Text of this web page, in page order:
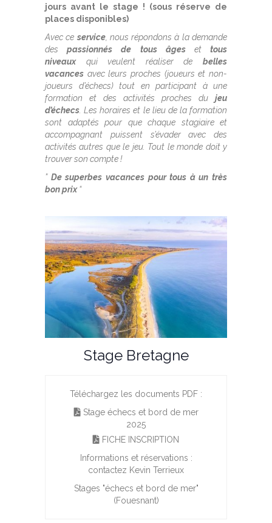
jours avant le stage ! (sous réserve de
places disponibles)
Avec ce service, nous répondons à la demande
despassionnés de tous âgesettous
niveauxqui veulent réaliser de belles
vacances avec leurs proches (joueurs et non-
joueurs d’échecs) tout en participant à une
formation et des activités proches du jeu
d’échecs . Les horaires et le lieu de la formation
sont adaptés pour que chaque stagiaire et
accompagnant puissent s’évader avec des
activités autres que le jeu. Tout le monde doit y
trouver son compte !
” De superbes vacances pour tous à un très
bon prix“
Stage Bretagne
Téléchargez les documents PDF :
Stage échecs et bord de mer
2025
FICHE INSCRIPTION
Informations et réservations :
contactez Kevin Terrieux
Stages "échecs et bord de mer"
(Fouesnant)